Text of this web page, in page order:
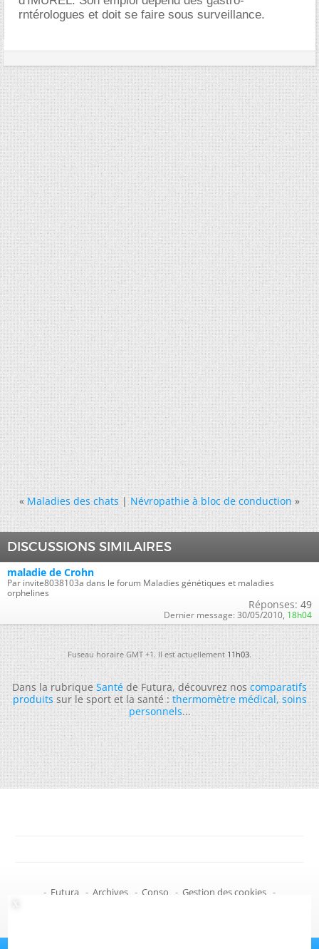
rntérologues et doit se faire sous surveillance.
« Maladies des chats|Névropathie à bloc de conduction »
DISCUSSIONS SIMILAIRES
maladie de Crohn
Par invite8038103a dans le forum Maladies génétiques et maladies
orphelines
Réponses: 49
Dernier message: 30/05/2010, 18h04
Fuseau horaire GMT +1. Il est actuellement11h03.
Dans la rubriqueSantéde Futura, découvrez noscomparatifs
produitssur le sport et la santé :thermomètre médical,soins
personnels...
- Futura - Archives - Conso - Gestion des cookies -